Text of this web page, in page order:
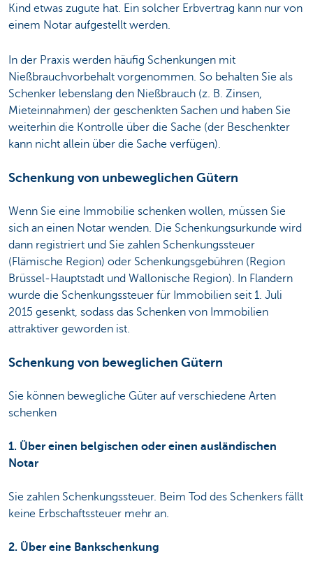
Kind etwas zugute hat. Ein solcher Erbvertrag kann nur von
einem Notar aufgestellt werden.
In der Praxis werden häufig Schenkungen mit
Nießbrauchvorbehalt vorgenommen. So behalten Sie als
Schenker lebenslang den Nießbrauch (z. B. Zinsen,
Mieteinnahmen) der geschenkten Sachen und haben Sie
weiterhin die Kontrolle über die Sache (der Beschenkter
kann nicht allein über die Sache verfügen).
Schenkung von unbeweglichen Gütern
Wenn Sie eine Immobilie schenken wollen, müssen Sie
sich an einen Notar wenden. Die Schenkungsurkunde wird
dann registriert und Sie zahlen Schenkungssteuer
(Flämische Region) oder Schenkungsgebühren (Region
Brüssel-Hauptstadt und Wallonische Region). In Flandern
wurde die Schenkungssteuer für Immobilien seit 1. Juli
2015 gesenkt, sodass das Schenken von Immobilien
attraktiver geworden ist.
Schenkung von beweglichen Gütern
Sie können bewegliche Güter auf verschiedene Arten
schenken
1. Über einen belgischen oder einen ausländischen
Notar
Sie zahlen Schenkungssteuer. Beim Tod des Schenkers fällt
keine Erbschaftssteuer mehr an.
2. Über eine Bankschenkung